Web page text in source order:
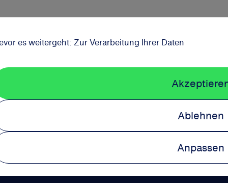
es weitergeht: Zur Verarbeitung Ihrer Daten
Anpassen
Ablehnen
Kontakt